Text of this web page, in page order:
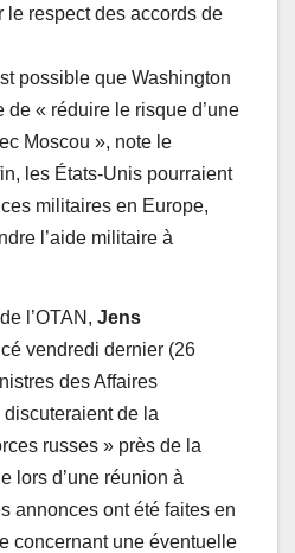
le respect des accords de
possible que Washington
de « réduire le risque d’une
Moscou », note le
les États-Unis pourraient
militaires en Europe,
l’aide militaire à
l’OTAN, Jens
vendredi dernier (26
des Affaires
discuteraient de la
russes » près de la
lors d’une réunion à
annonces ont été faites en
concernant une éventuelle